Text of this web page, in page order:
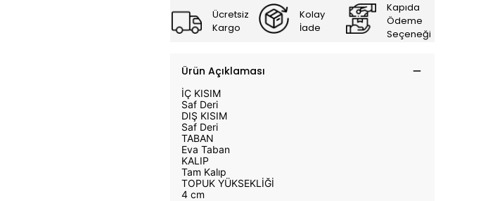
Ücretsiz
Kargo
Kolay
İade
Kapıda
Ödeme
Seçeneği
Ürün Açıklaması
İÇ KISIM
Saf Deri
DIŞ KISIM
Saf Deri
TABAN
Eva Taban
KALIP
Tam Kalıp
TOPUK YÜKSEKLİĞİ
4 cm